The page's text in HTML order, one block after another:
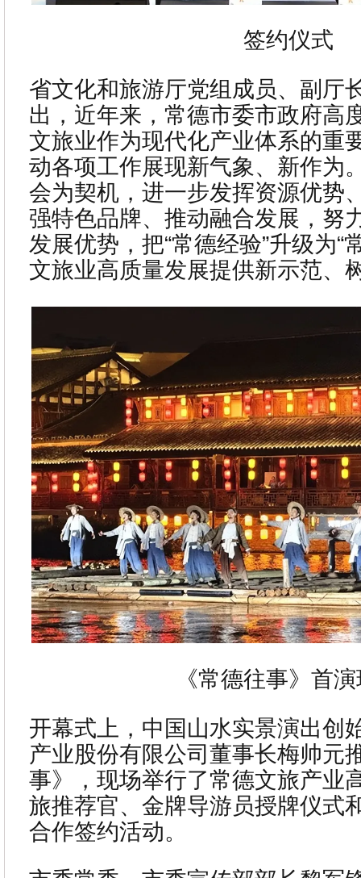
签约仪式
省文化和旅游厅党组成员、副厅
出，近年来，常德市委市政府高
文旅业作为现代化产业体系的重
动各项工作展现新气象、新作为
会为契机，进一步发挥资源优势
强特色品牌、推动融合发展，努
发展优势，把“常德经验”升级为“
文旅业高质量发展提供新示范、
《常德往事》首
开幕式上，中国山水实景演出创
产业股份有限公司董事长梅帅元
事》，现场举行了常德文旅产业
旅推荐官、金牌导游员授牌仪式
合作签约活动。